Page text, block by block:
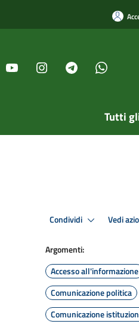
Tutti
Condividi Vedi
Argomenti:
Accesso all'informazione
Comunicazione politica
Comunicazione